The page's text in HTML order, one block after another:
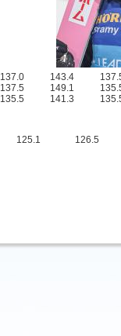
137.0 143.4
137.5 149.1
135.5 141.3
125.1 126.5